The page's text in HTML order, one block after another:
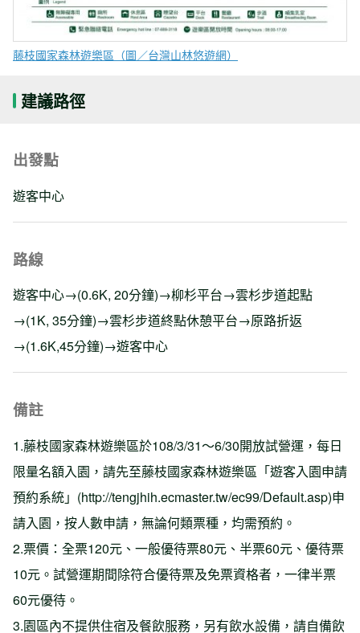
藤枝國家森林遊樂區（圖／台灣山林悠遊網）
建議路徑
出發點
遊客中心
路線
遊客中心→(0.6K, 20分鐘)→柳杉平台→雲杉步道起點
→(1K, 35分鐘)→雲杉步道終點休憩平台→原路折返
→(1.6K,45分鐘)→遊客中心
備註
1.藤枝國家森林遊樂區於108/3/31～6/30開放試營運，每日
限量名額入園，請先至藤枝國家森林遊樂區「遊客入園申請
預約系統」(http://tengjhih.ecmaster.tw/ec99/Default.asp)申
請入園，按人數申請，無論何類票種，均需預約。
2.票價：全票120元、一般優待票80元、半票60元、優待票
10元。試營運期間除符合優待票及免票資格者，一律半票
60元優待。
3.園區內不提供住宿及餐飲服務，另有飲水設備，請自備飲